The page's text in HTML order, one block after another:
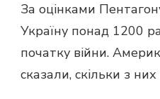
За оцінками
Україну понад 1200
початку війни.
сказали, скільки з